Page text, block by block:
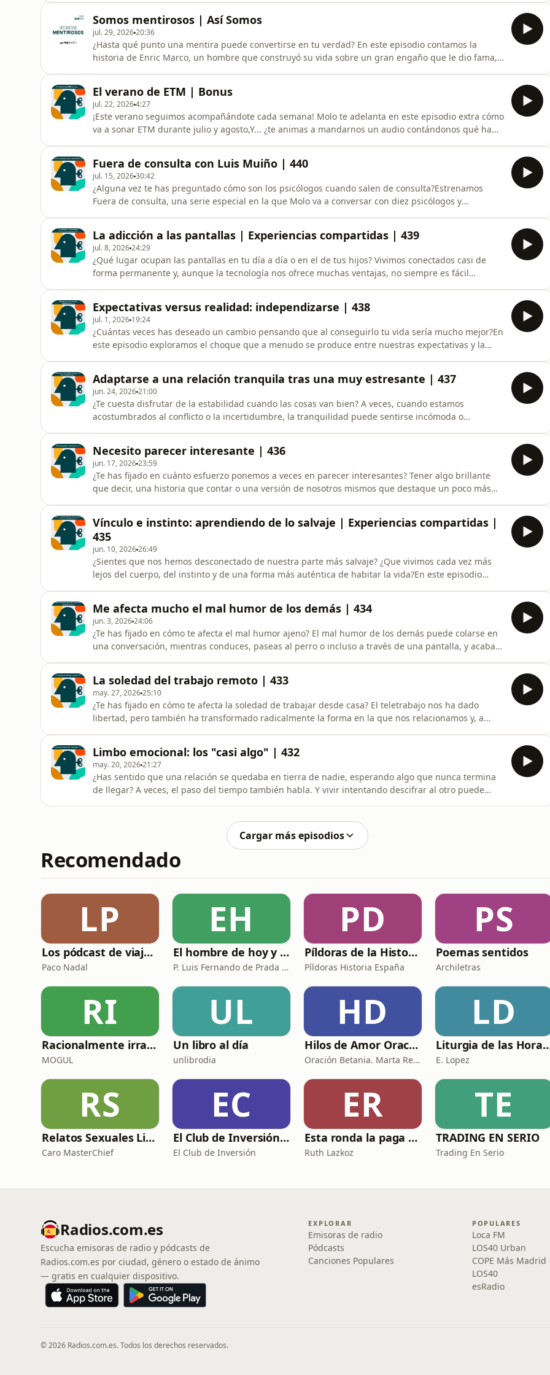
cerebro aprende a vi
Somos mentirosos | Así Somos
jul. 29, 202620:36
¿Hasta qué punto una mentira puede convertirse en tu verdad? En este episodio contamos la
historia de Enric Marco, un hombre que construyó su vida sobre un gran engaño que le dio fama,
cómo las mentiras indivi
El verano de ETM | Bonus
jul. 22, 20264:27
¡Este verano seguimos acompañándote cada semana! Molo te adelanta en este episodio extra cómo
va a sonar ETM durante julio y agosto,Y... ¿te animas a mandarnos un audio contándonos qué ha
ayudarnos a seguir activando cambios?🫂Para seguir haciendo
Fuera de consulta con Luis Muiño | 440
jul. 15, 202630:42
¿Alguna vez te has preguntado cómo son los psicólogos cuando salen de consulta?Estrenamos
Fuera de consulta, una serie especial en la que Molo va a conversar con diez psicólogos y
vocación de ayuda y de la motivación de
La adicción a las pantallas | Experiencias compartidas | 439
jul. 8, 202624:29
¿Qué lugar ocupan las pantallas en tu día a día o en el de tus hijos? Vivimos conectados casi de
forma permanente y, aunque la tecnología nos ofrece muchas ventajas, no siempre es fácil
libro Adictos a las pan
Expectativas versus realidad: independizarse | 438
jul. 1, 2026 19:24
¿Cuántas veces has deseado un cambio pensando que al conseguirlo tu vida sería mucho mejor?En
este episodio exploramos el choque que a menudo se produce entre nuestras expectativas y la
incomodidad no siempre signifi
Adaptarse a una relación tranquila tras una muy estresante | 437
jun. 24, 202621:00
¿Te cuesta disfrutar de la estabilidad cuando las cosas van bien? A veces, cuando estamos
acostumbrados al conflicto o la incertidumbre, la tranquilidad puede sentirse incómoda o
cómo el miedo al abandono pued
Necesito parecer interesante | 436
jun. 17, 202623:59
¿Te has fijado en cuánto esfuerzo ponemos a veces en parecer interesantes? Tener algo brillante
que decir, una historia que contar o una versión de nosotros mismos que destaque un poco más
Hablamos de los personajes
Vínculo e instinto: aprendiendo de lo salvaje | Experiencias compartidas |
435
jun. 10, 202626:49
¿Sientes que nos hemos desconectado de nuestra parte más salvaje? ¿Que vivimos cada vez más
lejos del cuerpo, del instinto y de una forma más auténtica de habitar la vida?En este episodio
qué significa sanar des
Me afecta mucho el mal humor de los demás | 434
jun. 3, 202624:06
¿Te has fijado en cómo te afecta el mal humor ajeno? El mal humor de los demás puede colarse en
una conversación, mientras conduces, paseas al perro o incluso a través de una pantalla, y acabar
juegan la empatía
La soledad del trabajo remoto | 433
may. 27, 202625:10
¿Te has fijado en cómo te afecta la soledad de trabajar desde casa? El teletrabajo nos ha dado
libertad, pero también ha transformado radicalmente la forma en la que nos relacionamos y, a
interacciones casuales
Limbo emocional: los "casi algo" | 432
may. 20, 202621:27
¿Has sentido que una relación se quedaba en tierra de nadie, esperando algo que nunca termina
de llegar? A veces, el paso del tiempo también habla. Y vivir intentando descifrar al otro puede
Cargar más episodios
Recomendado
LP
Los pódcast de viajes de Paco Nadal
Paco Nadal
EH
El hombre de hoy y Dios
P. Luis Fernando de Prada - Radio María ESP
PD
Píldoras de la Historia de España
Píldoras Historia España
PS
Poemas sentidos
Archiletras
RI
Racionalmente irracional
MOGUL
UL
Un libro al día
unlibrodia
HD
Hilos de Amor Oraciones que sanan el alma. Encuentros íntimos con Dios.
Oración Betania. Marta Reyes y Cristina Martínez
LD
Liturgia de las
E. Lopez
RS
Relatos Sexuales Liberales
Caro MasterChief
EC
El Club de Inversión podcast
El Club de Inversión
ER
Esta ronda la paga Newton
Ruth Lazkoz
TE
TRADING EN SERIO
Trading En Serio
Radios.com.es
Escucha emisoras de radio y pódcasts de
Radios.com.es por ciudad, género o estado de ánimo
— gratis en cualquier dispositivo.
EXPLORAR
Emisoras de radio
Pódcasts
Canciones Populares
POPULARES
Loca FM
LOS40 Urban
COPE Más Madrid
LOS40
esRadio
© 2026 Radios.com.es. Todos los derechos reservados.